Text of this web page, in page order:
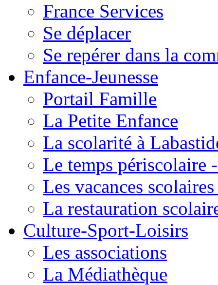
France Services
Se déplacer
Se repérer dans la
Enfance-Jeunesse
Portail Famille
La Petite Enfance
La scolarité à
Le temps périscolaire
Les vacances
La restauration
Culture-Sport-Loisirs
Les associations
La Médiathèque